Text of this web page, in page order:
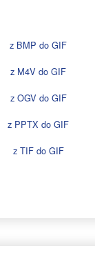
z BMP do GIF
z M4V do GIF
z OGV do GIF
z PPTX do GIF
z TIF do GIF